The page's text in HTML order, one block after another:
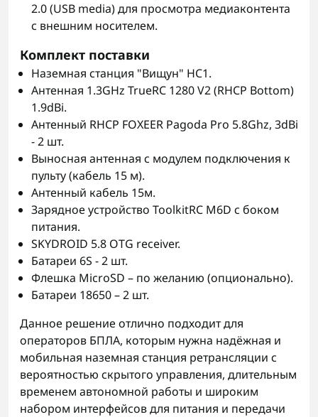
2.0 (USB media) для просмотра медиаконтента
с внешним носителем.
Комплект поставки
Наземная станция "Вищун" HC1.
Антенная 1.3GHz TrueRC 1280 V2 (RHCP Bottom)
1.9dBi.
Антенный RHCP FOXEER Pagoda Pro 5.8Ghz, 3dBi
- 2 шт.
Выносная антенная с модулем подключения к
пульту (кабель 15 м).
Антенный кабель 15м.
Зарядное устройство ToolkitRC M6D с боком
питания.
SKYDROID 5.8 OTG receiver.
Батареи 6S - 2 шт.
Флешка MicroSD – по желанию (опционально).
Батареи 18650 – 2 шт.
Данное решение отлично подходит для
операторов БПЛА, которым нужна надёжная и
мобильная наземная станция ретрансляции с
вероятностью скрытого управления, длительным
временем автономной работы и широким
набором интерфейсов для питания и передачи